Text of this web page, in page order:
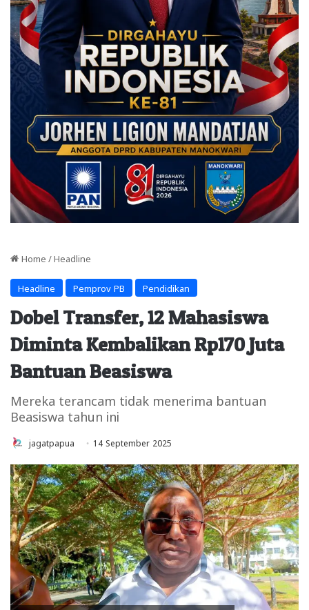
Home / Headline
Headline Pemprov PB Pendidikan
Dobel Transfer, 12 Mahasiswa
Diminta Kembalikan Rp170 Juta
Bantuan Beasiswa
Mereka terancam tidak menerima bantuan
Beasiswa tahun ini
jagatpapua 14 September 2025